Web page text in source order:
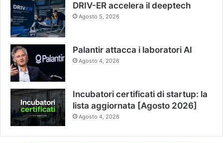
DRIV-ER accelera il deeptech
Agosto 5, 2026
Palantir attacca i laboratori AI
Agosto 4, 2026
Incubatori certificati di startup: la
lista aggiornata [Agosto 2026]
Agosto 4, 2026